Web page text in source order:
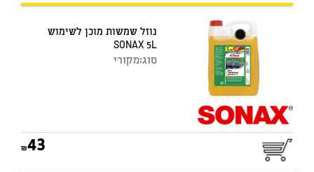
נוזל שמשות מוכן לשימוש
SONAX 5L
סוג:מקורי
43